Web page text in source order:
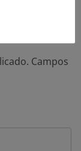
Campos